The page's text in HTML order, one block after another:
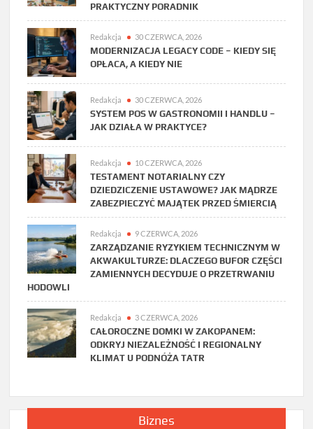
PRAKTYCZNY PORADNIK
Redakcja 30 CZERWCA, 2026
MODERNIZACJA LEGACY CODE – KIEDY SIĘ
OPŁACA, A KIEDY NIE
Redakcja 30 CZERWCA, 2026
SYSTEM POS W GASTRONOMII I HANDLU –
JAK DZIAŁA W PRAKTYCE?
Redakcja 10 CZERWCA, 2026
TESTAMENT NOTARIALNY CZY
DZIEDZICZENIE USTAWOWE? JAK MĄDRZE
ZABEZPIECZYĆ MAJĄTEK PRZED ŚMIERCIĄ
Redakcja 9 CZERWCA, 2026
ZARZĄDZANIE RYZYKIEM TECHNICZNYM W
AKWAKULTURZE: DLACZEGO BUFOR CZĘŚCI
ZAMIENNYCH DECYDUJE O PRZETRWANIU
HODOWLI
Redakcja 3 CZERWCA, 2026
CAŁOROCZNE DOMKI W ZAKOPANEM:
ODKRYJ NIEZALEŻNOŚĆ I REGIONALNY
KLIMAT U PODNÓŻA TATR
Biznes